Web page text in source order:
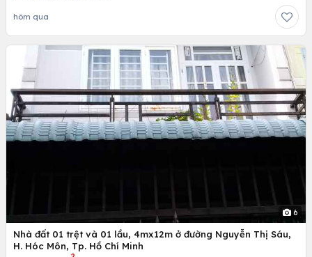
hôm qua
6
Nhà đất 01 trệt và 01 lầu, 4mx12m ở đường Nguyễn Thị Sáu,
H. Hóc Môn, Tp. Hồ Chí Minh